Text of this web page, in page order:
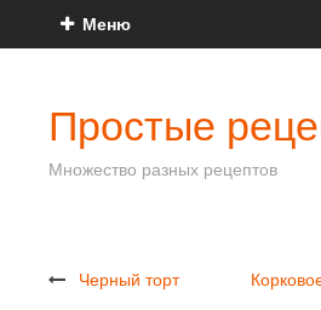
Меню
Простые
Множество разных рецептов
Черный торт